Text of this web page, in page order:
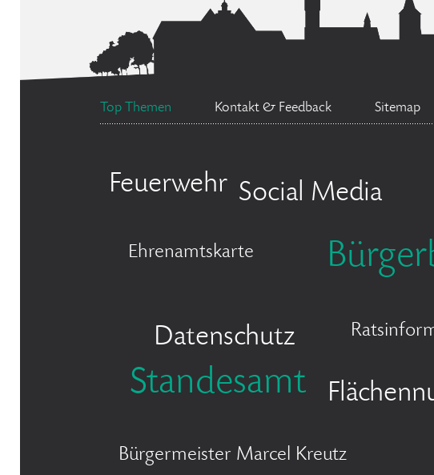
Top Themen Kontakt & Feedback Sitemap
Feuerwehr Social Media
Ehrenamtskarte
Datenschutz
Standesamt
Bürgermeister Marcel Kreutz